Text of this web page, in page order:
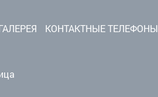
КОНТАКТНЫЕ ТЕЛЕФОНЫ